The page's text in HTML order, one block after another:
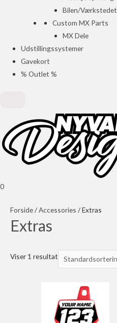
Bilen/Værkstedet
Custom MX Parts
MX Dele
Udstillingssystemer
Gavekort
% Outlet %
0
Forside/Accessories / Extras
Extras
Viser 1 resultat